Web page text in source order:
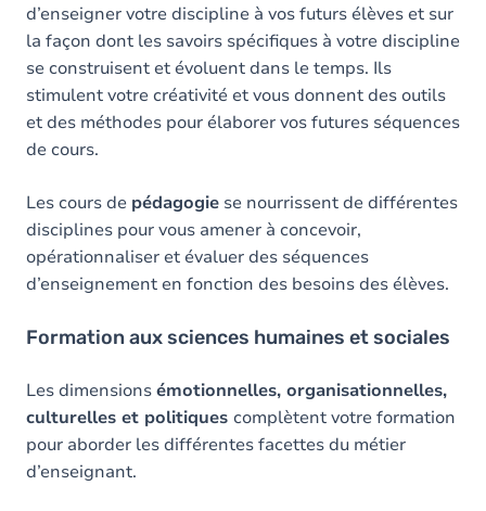
d’enseigner votre discipline à vos futurs élèves et sur
la façon dont les savoirs spécifiques à votre discipline
se construisent et évoluent dans le temps. Ils
stimulent votre créativité et vous donnent des outils
et des méthodes pour élaborer vos futures séquences
de cours.
Les cours de pédagogie se nourrissent de différentes
disciplines pour vous amener à concevoir,
opérationnaliser et évaluer des séquences
d’enseignement en fonction des besoins des élèves.
Formation aux sciences humaines et sociales
Les dimensionsémotionnelles, organisationnelles,
culturelles et politiques complètent votre formation
pour aborder les différentes facettes du métier
d’enseignant.